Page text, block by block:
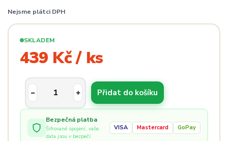
Nejsme plátci DPH
SKLADEM
439 Kč / ks
Přidat do košíku
Bezpečná platba
Šifrované spojení, vaše
data jsou v bezpečí
VISA Mastercard GoPay